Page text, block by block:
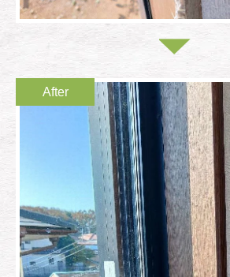
After